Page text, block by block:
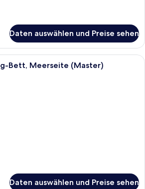
Daten auswählen und Preise sehen
Ein Hotelzimmer mit einem großen
Bett, Meerseite (Master)
Daten auswählen und Preise sehen